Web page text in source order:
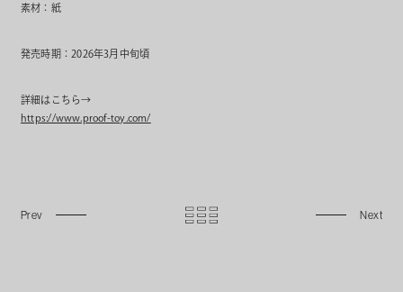
素材：紙
発売時期：2026年3月中旬頃
詳細はこちら→
https://www.proof-toy.com/